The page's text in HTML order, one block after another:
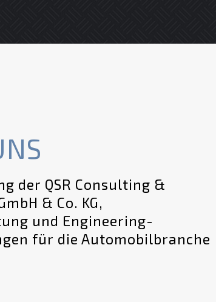
der QSR Consulting &
& Co. KG,
und Engineering-
für die Automobilbranche